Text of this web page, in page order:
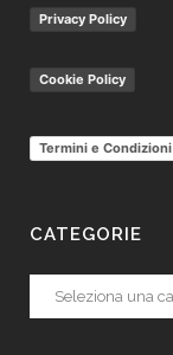
Privacy Policy
Cookie Policy
Termini e Condizioni
CATEGORIE
Categorie